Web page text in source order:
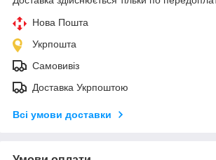
Нова Пошта
Укрпошта
Самовивіз
Доставка Укрпоштою
Всі умови доставки